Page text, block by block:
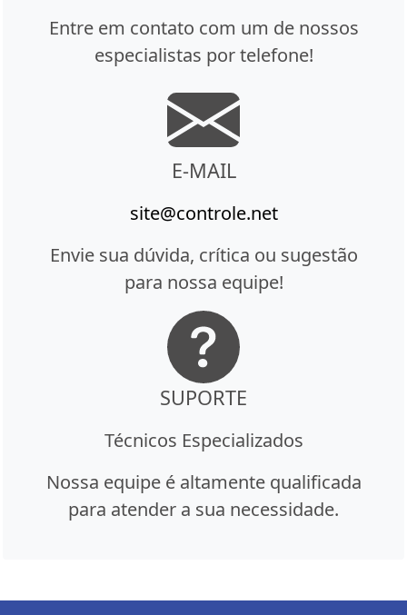
Entre em contato com um de nossos
especialistas por telefone!
E-MAIL
site@controle.net
Envie sua dúvida, crítica ou sugestão
para nossa equipe!
SUPORTE
Técnicos Especializados
Nossa equipe é altamente qualificada
para atender a sua necessidade.